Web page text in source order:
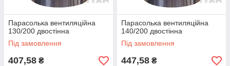
Парасолька вентиляційна
130/200 двостінна
Під замовлення
407,58 ₴
Парасолька вентиляційна
140/200 двостінна
Під замовлення
447,58 ₴